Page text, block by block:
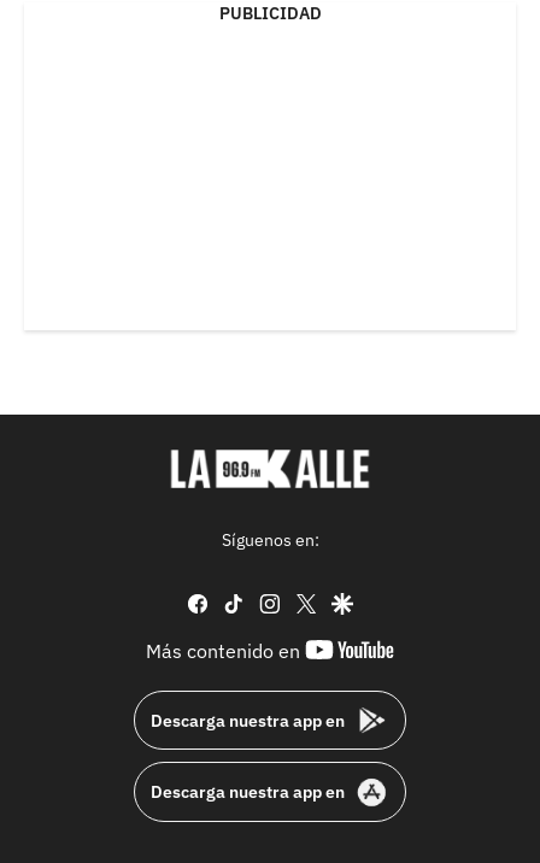
PUBLICIDAD
Síguenos en:
facebook
tiktok instagram
twittergoogle
Más contenido en
youtube-
Descarga nuestra app en
Descarga nuestra app en